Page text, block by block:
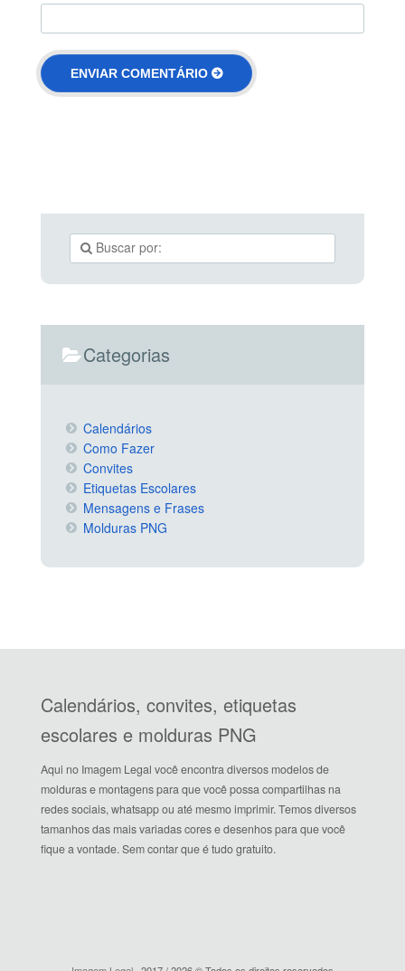
Categorias
Calendários
Como Fazer
Convites
Etiquetas Escolares
Mensagens e Frases
Molduras PNG
Calendários, convites, etiquetas
escolares e molduras PNG
Aqui no Imagem Legal você encontra diversos modelos de
molduras e montagens para que você possa compartilhas na
redes sociais, whatsapp ou até mesmo imprimir. Temos diversos
tamanhos das mais variadas cores e desenhos para que você
fique a vontade. Sem contar que é tudo gratuito.